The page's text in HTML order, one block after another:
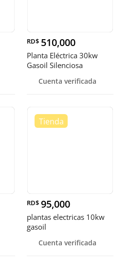
RD$ 510,000
Planta Eléctrica 30kw
Gasoil Silenciosa
Cuenta verificada
RD$ 95,000
plantas electricas 10kw
gasoil
Cuenta verificada